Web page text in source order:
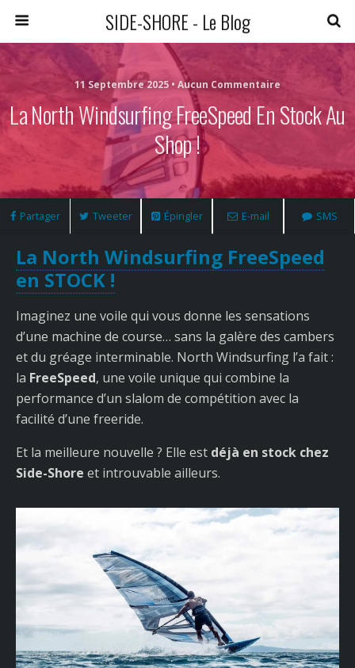
SIDE-SHORE - Le Blog
11 Septembre 2025 • Aucun Commentaire
La North Windsurfing FreeSpeed En Stock Au
Shop !
Partager Tweeter Épingler E-mail SMS
La North Windsurfing FreeSpeed
en STOCK !
Imaginez une voile qui vous donne les sensations
d’une machine de course… sans la galère des cambers
et du gréage interminable. North Windsurfing l’a fait :
la FreeSpeed, une voile unique qui combine la
performance d’un slalom de compétition avec la
facilité d’une freeride.
Et la meilleure nouvelle ? Elle est déjà en stock chez
Side-Shore et introuvable ailleurs.